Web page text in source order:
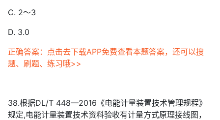
C. 2～3
D. 3.0
正确答案：点击去下载APP免费查看本题答案，还可以搜
题、刷题、练习哦>>
38.根据DL/T 448—2016《电能计量装置技术管理规程》
规定,电能计量装置技术资料验收有计量方式原理接线图，